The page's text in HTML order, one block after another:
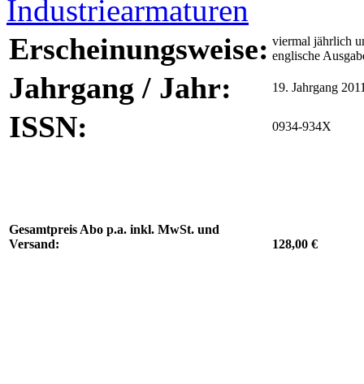
Erscheinungsweise: viermal jährlich
englische
Jahrgang / Jahr: 19. Jahrgang
ISSN: 0934-934X
Gesamtpreis Abo p.a. inkl. MwSt. und
Versand:
128,00 €